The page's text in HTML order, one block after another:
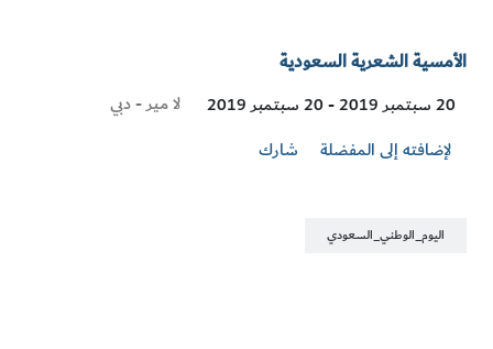
الأمسية الشعرية السعودية
20 سبتمبر 2019 - 20 سبتمبر 2019
Visit
لا مير - دبي
لإضافته إلى المفضلة
شارك
اليوم_الوطني_السعودي